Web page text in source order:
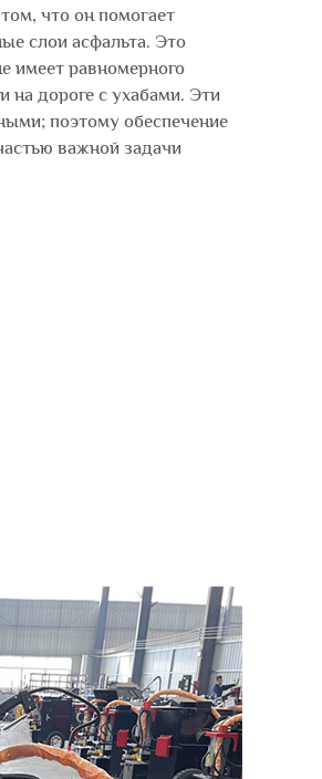
что он помогает
слои асфальта. Это
имеет равномерного
на дороге с ухабами. Эти
поэтому обеспечение
важной задачи